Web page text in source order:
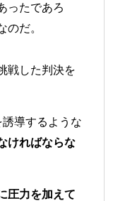
ったであろ
だ。
戦した判決を
導するような
ければならな
圧力を加えて